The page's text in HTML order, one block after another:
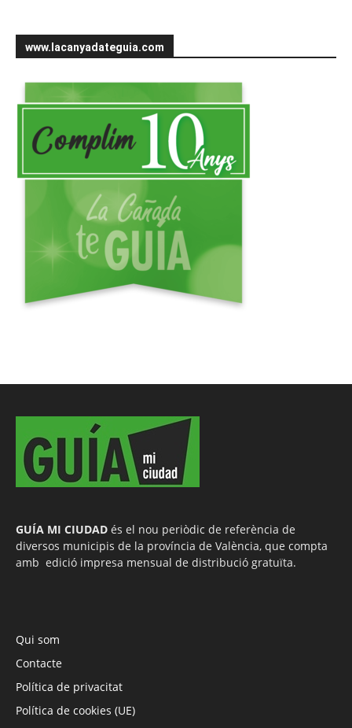
www.lacanyadateguia.com
GUÍA MI CIUDAD és el nou periòdic de referència de
diversos municipis de la província de València, que compta
amb edició impresa mensual de distribució gratuïta.
Qui som
Contacte
Política de privacitat
Política de cookies (UE)